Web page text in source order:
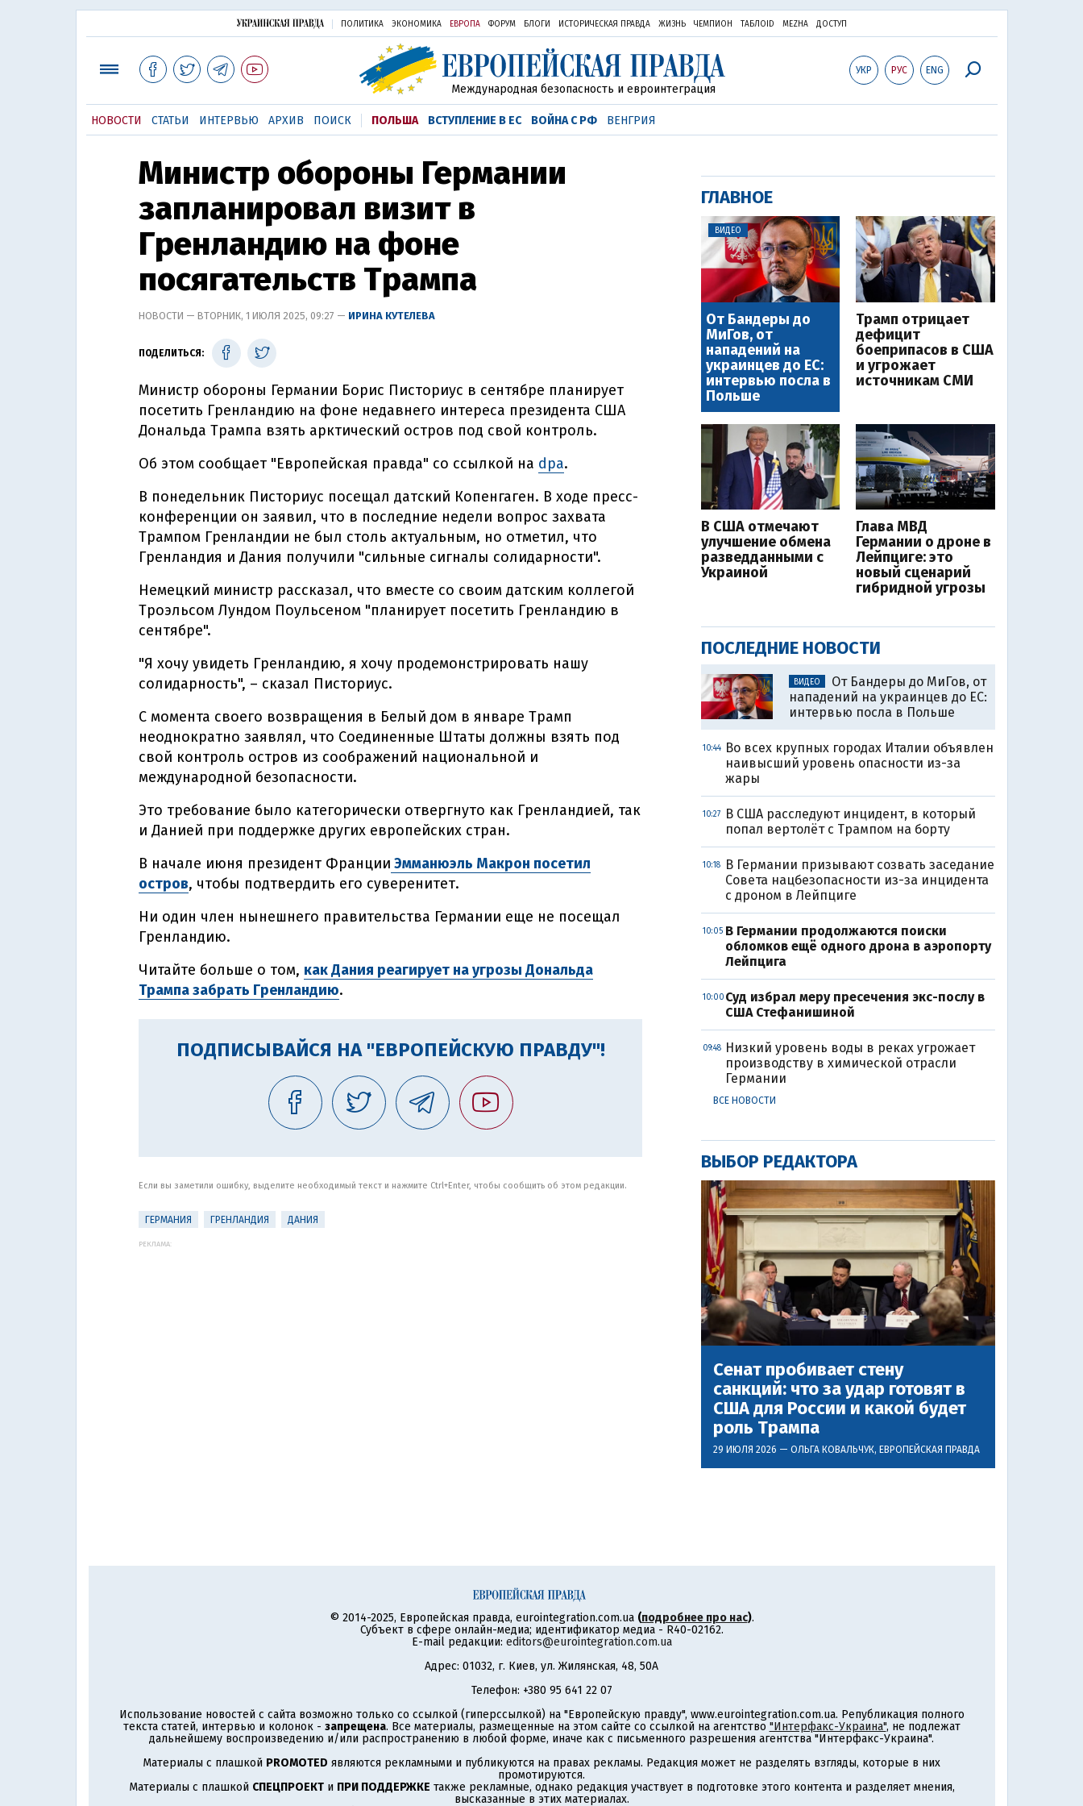
ПОЛИТИКА ЭКОНОМИКА ЕВРОПА ФОРУМ БЛОГИ ИСТОРИЧЕСКАЯ ПРАВДА ЖИЗНЬ ЧЕМПИОН ТАБЛОID MEZHA ДОСТУП
УКР РУС ENG
Международная безопасность и евроинтеграция
НОВОСТИ СТАТЬИ ИНТЕРВЬЮ АРХИВ ПОИСК ПОЛЬША ВСТУПЛЕНИЕ В ЕС ВОЙНА С РФ ВЕНГРИЯ
Министр обороны Германии
запланировал визит в
Гренландию на фоне
посягательств Трампа
НОВОСТИ — ВТОРНИК, 1 ИЮЛЯ 2025, 09:27 — ИРИНА КУТЕЛЕВА
ПОДЕЛИТЬСЯ:
Министр обороны Германии Борис Писториус в сентябре планирует
посетить Гренландию на фоне недавнего интереса президента США
Дональда Трампа взять арктический остров под свой контроль.
Об этом сообщает "Европейская правда" со ссылкой на dpa.
В понедельник Писториус посещал датский Копенгаген. В ходе пресс-
конференции он заявил, что в последние недели вопрос захвата
Трампом Гренландии не был столь актуальным, но отметил, что
Гренландия и Дания получили "сильные сигналы солидарности".
Немецкий министр рассказал, что вместе со своим датским коллегой
Троэльсом Лундом Поульсеном "планирует посетить Гренландию в
сентябре".
"Я хочу увидеть Гренландию, я хочу продемонстрировать нашу
солидарность", – сказал Писториус.
С момента своего возвращения в Белый дом в январе Трамп
неоднократно заявлял, что Соединенные Штаты должны взять под
свой контроль остров из соображений национальной и
международной безопасности.
Это требование было категорически отвергнуто как Гренландией, так
и Данией при поддержке других европейских стран.
В начале июня президент Франции Эмманюэль Макрон посетил
остров, чтобы подтвердить его суверенитет.
Ни один член нынешнего правительства Германии еще не посещал
Гренландию.
Читайте больше о том, как Дания реагирует на угрозы Дональда
Трампа забрать Гренландию.
ПОДПИСЫВАЙСЯ НА "ЕВРОПЕЙСКУЮ ПРАВДУ"!
Если вы заметили ошибку, выделите необходимый текст и нажмите Ctrl+Enter, чтобы сообщить об этом редакции.
ГЕРМАНИЯ ГРЕНЛАНДИЯ ДАНИЯ
РЕКЛАМА:
ГЛАВНОЕ
ВИДЕО
От Бандеры до
МиГов, от
нападений на
украинцев до ЕС:
интервью посла в
Польше
Трамп отрицает
дефицит
боеприпасов в США
и угрожает
источникам СМИ
В США отмечают
улучшение обмена
разведданными с
Украиной
Глава МВД
Германии о дроне в
Лейпциге: это
новый сценарий
гибридной угрозы
ПОСЛЕДНИЕ НОВОСТИ
ВИДЕО
От Бандеры до МиГов, от
нападений на украинцев до ЕС:
интервью посла в Польше
10:44
Во всех крупных городах Италии объявлен
наивысший уровень опасности из-за
жары
10:27
В США расследуют инцидент, в который
попал вертолёт с Трампом на борту
10:18
В Германии призывают созвать заседание
Совета нацбезопасности из-за инцидента
с дроном в Лейпциге
10:05 В Германии продолжаются поиски
обломков ещё одного дрона в аэропорту
Лейпцига
10:00 Суд избрал меру пресечения экс-послу в
США Стефанишиной
09:48
Низкий уровень воды в реках угрожает
производству в химической отрасли
Германии
ВСЕ НОВОСТИ
ВЫБОР РЕДАКТОРА
Сенат пробивает стену
санкций: что за удар готовят в
США для России и какой будет
роль Трампа
29 ИЮЛЯ 2026 — ОЛЬГА КОВАЛЬЧУК, ЕВРОПЕЙСКАЯ ПРАВДА
© 2014-2025, Европейская правда, eurointegration.com.ua (подробнее про нас).
Субъект в сфере онлайн-медиа; идентификатор медиа - R40-02162.
E-mail редакции: editors@eurointegration.com.ua
Адрес: 01032, г. Киев, ул. Жилянская, 48, 50А
Телефон: +380 95 641 22 07
Использование новостей с сайта возможно только со ссылкой (гиперссылкой) на "Европейскую правду", www.eurointegration.com.ua. Републикация полного
текста статей, интервью и колонок - запрещена. Все материалы, размещенные на этом сайте со ссылкой на агентство "Интерфакс-Украина", не подлежат
дальнейшему воспроизведению и/или распространению в любой форме, иначе как с письменного разрешения агентства "Интерфакс-Украина".
Материалы с плашкой PROMOTED являются рекламными и публикуются на правах рекламы. Редакция может не разделять взгляды, которые в них
промотируются.
Материалы с плашкой СПЕЦПРОЕКТи ПРИ ПОДДЕРЖКЕ также рекламные, однако редакция участвует в подготовке этого контента и разделяет мнения,
высказанные в этих материалах.